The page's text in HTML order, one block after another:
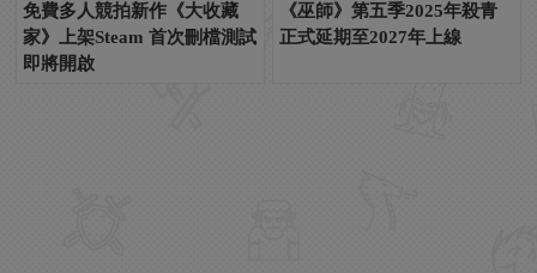
免費多人競拍新作《大收藏
家》上架Steam 首次刪檔測試
即將開啟
《巫師》第五季2025年殺青
正式延期至2027年上線